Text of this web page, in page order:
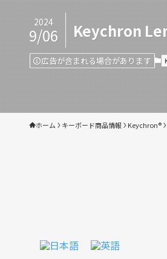
Keychron
2024
9/06
広告が含まれる場合があります
ホーム キーボード商品情報 Keychron®︎